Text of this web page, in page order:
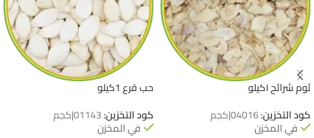
ثوم شرائح ١كيلو
كود التخزين:04016|كجم
في المخزن
حب قرع 1كيلو
كود التخزين:01143|كجم
في المخزن